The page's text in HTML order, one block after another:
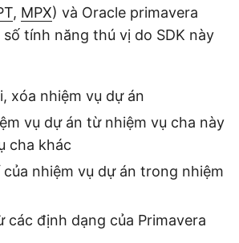
, MPX) và Oracle primavera
tính năng thú vị do SDK này
xóa nhiệm vụ dự án
vụ dự án từ nhiệm vụ cha này
cha khác
nhiệm vụ dự án trong nhiệm
các định dạng của Primavera